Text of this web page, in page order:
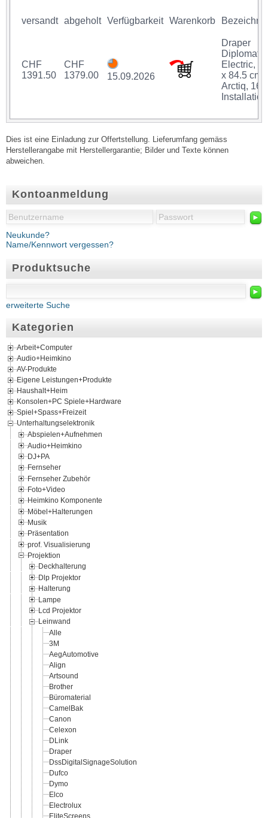
Kontoanmeldung
►
Neukunde?
Name/Kennwort vergessen?
Produktsuche
►
erweiterte Suche
Kategorien
Arbeit+Computer
Audio+Heimkino
AV-Produkte
Eigene Leistungen+Produkte
Haushalt+Heim
Konsolen+PC Spiele+Hardware
Spiel+Spass+Freizeit
Unterhaltungselektronik
Abspielen+Aufnehmen
Audio+Heimkino
DJ+PA
Fernseher
Fernseher Zubehör
Foto+Video
Heimkino Komponente
Möbel+Halterungen
Musik
Präsentation
prof. Visualisierung
Projektion
Deckhalterung
Dlp Projektor
Halterung
Lampe
Lcd Projektor
Leinwand
Alle
3M
AegAutomotive
Align
Artsound
Brother
Büromaterial
CamelBak
Canon
Celexon
DLink
Draper
DssDigitalSignageSolution
Dufco
Dymo
Elco
Electrolux
EliteScreens
versandt abgeholt Verfügbarkeit Warenkorb
CHF
1391.50
CHF
1379.00
15.09.2026
Draper
Diplomat
Electric,
x 84.5 cm,
Arctiq,
Installation
Dies ist eine Einladung zur Offertstellung. Lieferumfang gemäss
Herstellerangabe mit Herstellergarantie; Bilder und Texte können
abweichen.